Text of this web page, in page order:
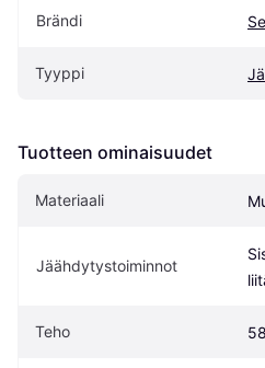
Brändi
Tyyppi
Tuotteen ominaisuudet
Materiaali
Jäähdytystoiminnot
Teho